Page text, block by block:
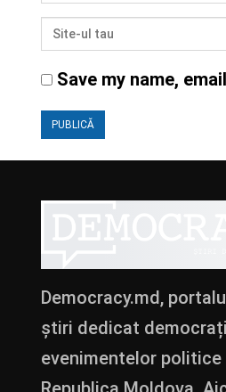
Save my name,
Democracy.md,
știri dedicat
evenimentelor politice